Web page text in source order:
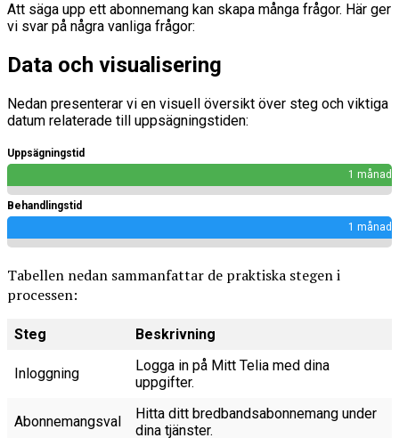
Att säga upp ett abonnemang kan skapa många frågor. Här ger
vi svar på några vanliga frågor:
Data och visualisering
Nedan presenterar vi en visuell översikt över steg och viktiga
datum relaterade till uppsägningstiden:
Uppsägningstid
1 månad
Behandlingstid
1 månad
Tabellen nedan sammanfattar de praktiska stegen i
processen:
Steg Beskrivning
Inloggning
Logga in på Mitt Telia med dina
uppgifter.
Abonnemangsval
Hitta ditt bredbandsabonnemang under
dina tjänster.